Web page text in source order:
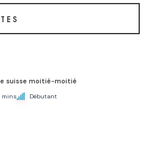
suisse moitié-moitié
mins Débutant